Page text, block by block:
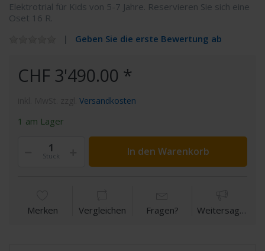
Elektrotrial für Kids von 5-7 Jahre. Reservieren Sie sich eine
Oset 16 R.
Geben Sie die erste Bewertung ab
CHF 3'490.00 *
Versandkosten
1 am Lager
Stück In den Warenkorb
Merken Vergleichen Fragen? Weitersagen